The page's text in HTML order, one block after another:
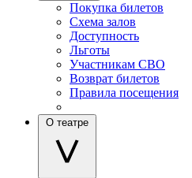
Покупка билетов
Схема залов
Доступность
Льготы
Участникам СВО
Возврат билетов
Правила посещения
О театре